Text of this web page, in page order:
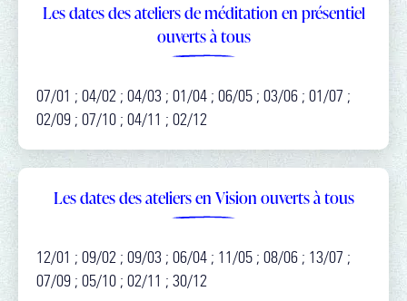
Les dates des ateliers de méditation en présentiel
ouverts à tous
07/01 ; 04/02 ; 04/03 ; 01/04 ; 06/05 ; 03/06 ; 01/07 ;
02/09 ; 07/10 ; 04/11 ; 02/12
Les dates des ateliers en Vision ouverts à tous
12/01 ; 09/02 ; 09/03 ; 06/04 ; 11/05 ; 08/06 ; 13/07 ;
07/09 ; 05/10 ; 02/11 ; 30/12